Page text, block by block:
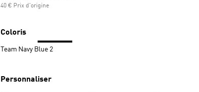
40 € Prix d'origine
Coloris
Team Navy Blue 2
Personnaliser